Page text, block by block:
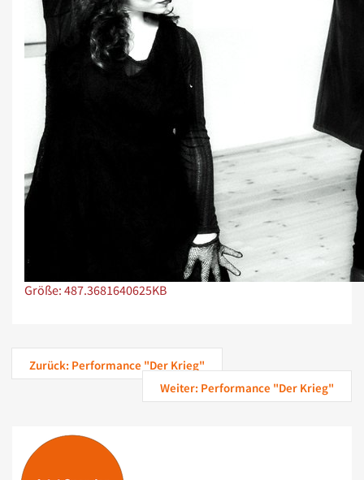
Zeige Bild in voller Größe…
Größe: 487.3681640625KB
Zurück: Performance "Der Krieg"
Weiter: Performance "Der Krieg"